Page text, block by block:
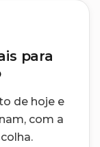
para
de hoje e
com a